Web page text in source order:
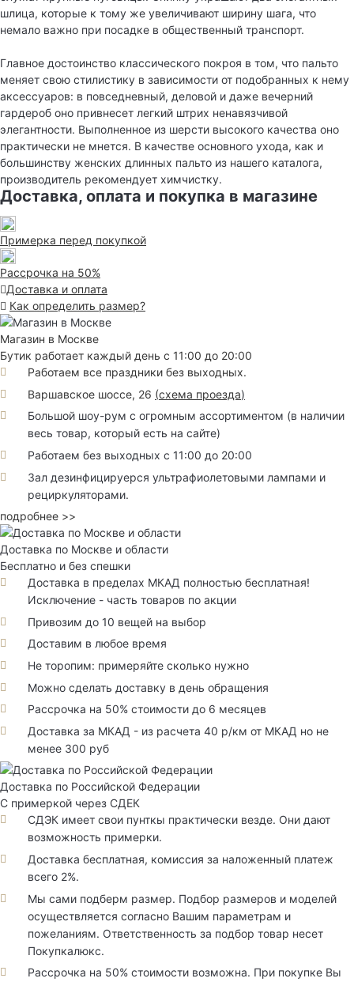
шлица, которые к тому же увеличивают ширину шага, что
немало важно при посадке в общественный транспорт.
Главное достоинство классического покроя в том, что пальто
меняет свою стилистику в зависимости от подобранных к нему
аксессуаров: в повседневный, деловой и даже вечерний
гардероб оно привнесет легкий штрих ненавязчивой
элегантности. Выполненное из шерсти высокого качества оно
практически не мнется. В качестве основного ухода, как и
большинству женских длинных пальто из нашего каталога,
производитель рекомендует химчистку.
Доставка, оплата и покупка в магазине
Примерка перед покупкой
Рассрочка на 50%
Доставка и оплата
Как определить размер?
Магазин в Москве
Бутик работает каждый день с 11:00 до 20:00
Работаем все праздники без выходных.
Варшавское шоссе, 26 (схема проезда)
Большой шоу-рум с огромным ассортиментом (в наличии
весь товар, который есть на сайте)
Работаем без выходных с 11:00 до 20:00
Зал дезинфицируерся ультрафиолетовыми лампами и
рециркуляторами.
подробнее >>
Доставка по Москве и области
Бесплатно и без спешки
Доставка в пределах МКАД полностью бесплатная!
Исключение - часть товаров по акции
Привозим до 10 вещей на выбор
Доставим в любое время
Не торопим: примеряйте сколько нужно
Можно сделать доставку в день обращения
Рассрочка на 50% стоимости до 6 месяцев
Доставка за МКАД - из расчета 40 р/км от МКАД но не
менее 300 руб
Доставка по Российской Федерации
С примеркой через СДЕК
СДЭК имеет свои пунткы практически везде. Они дают
возможность примерки.
Доставка бесплатная, комиссия за наложенный платеж
всего 2%.
Мы сами подберм размер. Подбор размеров и моделей
осуществляется согласно Вашим параметрам и
пожеланиям. Ответственность за подбор товар несет
Покупкалюкс.
Рассрочка на 50% стоимости возможна. При покупке Вы